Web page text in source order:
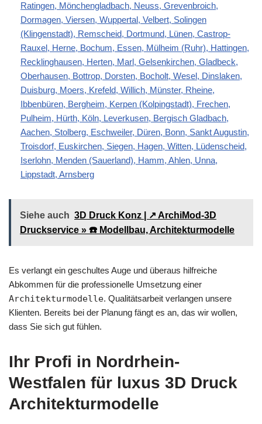
Ratingen, Mönchengladbach, Neuss, Grevenbroich,
Dormagen, Viersen, Wuppertal, Velbert, Solingen
(Klingenstadt), Remscheid, Dortmund, Lünen, Castrop-
Rauxel, Herne, Bochum, Essen, Mülheim (Ruhr), Hattingen,
Recklinghausen, Herten, Marl, Gelsenkirchen, Gladbeck,
Oberhausen, Bottrop, Dorsten, Bocholt, Wesel, Dinslaken,
Duisburg, Moers, Krefeld, Willich, Münster, Rheine,
Ibbenbüren, Bergheim, Kerpen (Kolpingstadt), Frechen,
Pulheim, Hürth, Köln, Leverkusen, Bergisch Gladbach,
Aachen, Stolberg, Eschweiler, Düren, Bonn, Sankt Augustin,
Troisdorf, Euskirchen, Siegen, Hagen, Witten, Lüdenscheid,
Iserlohn, Menden (Sauerland), Hamm, Ahlen, Unna,
Lippstadt, Arnsberg
Siehe auch 3D Druck Konz | ↗️ ArchiMod-3D
Druckservice » ☎️ Modellbau, Architekturmodelle
Es verlangt ein geschultes Auge und überaus hilfreiche
Abkommen für die professionelle Umsetzung einer
Architekturmodelle. Qualitätsarbeit verlangen unsere
Klienten. Bereits bei der Planung fängt es an, das wir wollen,
dass Sie sich gut fühlen.
Ihr Profi in Nordrhein-
Westfalen für luxus 3D Druck
Architekturmodelle